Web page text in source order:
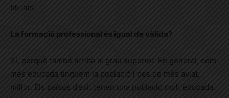
titulats.
La formació professional és igual de vàlida?
Sí, perquè també arriba al grau superior. En general, com
més educada tinguem la població i des de més aviat,
millor. Els països d’èxit tenen una població molt educada.